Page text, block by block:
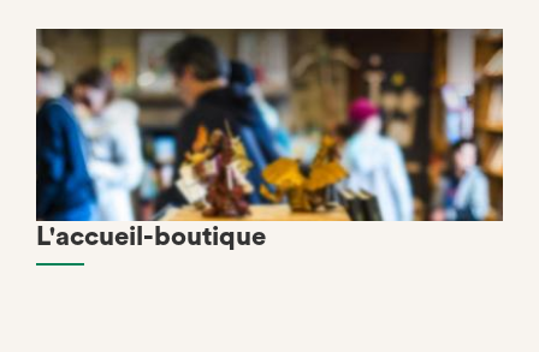
L'accueil-boutique